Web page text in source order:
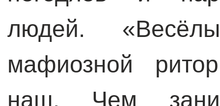
людей.
мафиозной
наш. Чем